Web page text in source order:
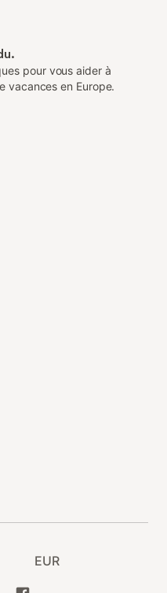
pour vous aider à
vacances en Europe.
EUR